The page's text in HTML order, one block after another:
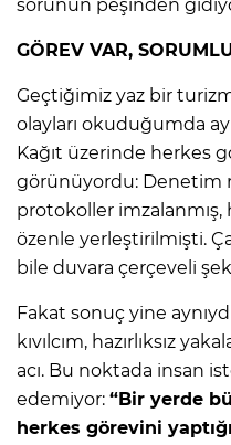
sorunun peşinden
GÖREV VAR,
Geçtiğimiz yaz bir
olayları okuduğumda
Kağıt üzerinde herkes
görünüyordu: Denetim
protokoller
özenle yerleştirilmişti.
bile duvara çerçeveli
Fakat sonuç yine
kıvılcım, hazırlıksız
acı. Bu noktada insan
edemiyor: “Bir yerde
herkes görevini